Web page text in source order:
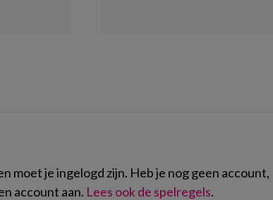
moet je ingelogd zijn. Heb je nog geen account,
account aan. Lees ook de spelregels.